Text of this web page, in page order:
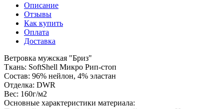
Описание
Отзывы
Как купить
Оплата
Доставка
Ветровка мужская "Бриз"
Ткань: SoftShell Микро Рип-стоп
Состав: 96% нейлон, 4% эластан
Отделка: DWR
Вес: 160г/м2
Основные характеристики материала: